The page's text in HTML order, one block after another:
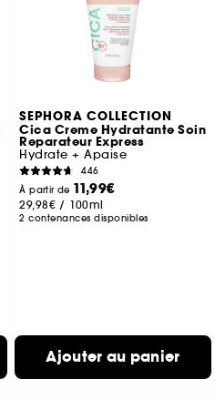
SEPHORA COLLECTION
Cica Creme Hydratante Soin
Reparateur Express
Hydrate + Apaise
446
À partir de 11,99€
29,98€ / 100ml
2 contenances disponibles
Ajouter au panier